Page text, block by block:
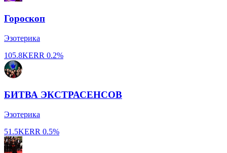
Гороскоп
Эзотерика
105.8KERR 0.2%
БИТВА ЭКСТРАСЕНСОВ
Эзотерика
51.5KERR 0.5%